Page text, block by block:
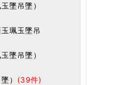
墜吊墜）
珮玉墜吊
墜吊墜）
） (39件)